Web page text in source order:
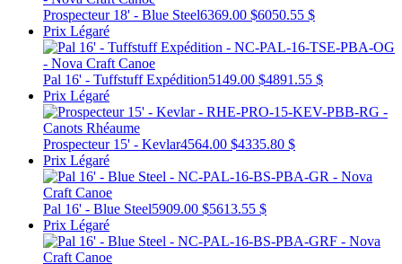
Prospecteur 18' - Blue Steel6369.00 $6050.55 $
Prix Légaré
Pal 16' - Tuffstuff Expédition5149.00 $4891.55 $
Prix Légaré
Prospecteur 15' - Kevlar4564.00 $4335.80 $
Prix Légaré
Pal 16' - Blue Steel5909.00 $5613.55 $
Prix Légaré